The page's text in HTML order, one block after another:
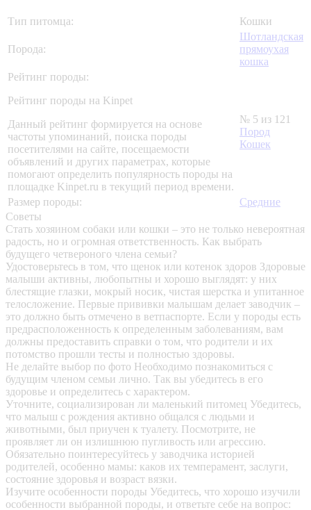
Тип питомца: Кошки
Порода:
Шотландская
прямоухая
кошка
Рейтинг породы:
Рейтинг породы на Kinpet
Данный рейтинг формируется на основе
частоты упоминаний, поиска породы
посетителями на сайте, посещаемости
объявлений и других параметрах, которые
помогают определить популярность породы на
площадке Kinpet.ru в текущий период времени.
№ 5 из 121
Пород
Кошек
Размер породы:
Средние
Советы
Стать хозяином собаки или кошки – это не только невероятная
радость, но и огромная ответственность. Как выбрать
будущего четвероного члена семьи?
Удостоверьтесь в том, что щенок или котенок здоров Здоровые
малыши активны, любопытны и хорошо выглядят: у них
блестящие глазки, мокрый носик, чистая шерстка и упитанное
телосложение. Первые прививки малышам делает заводчик –
это должно быть отмечено в ветпаспорте. Если у породы есть
предрасположенность к определенным заболеваниям, вам
должны предоставить справки о том, что родители и их
потомство прошли тесты и полностью здоровы.
Не делайте выбор по фото Необходимо познакомиться с
будущим членом семьи лично. Так вы убедитесь в его
здоровье и определитесь с характером.
Уточните, социализирован ли маленький питомец Убедитесь,
что малыш с рождения активно общался с людьми и
животными, был приучен к туалету. Посмотрите, не
проявляет ли он излишнюю пугливость или агрессию.
Обязательно поинтересуйтесь у заводчика историей
родителей, особенно мамы: каков их темперамент, заслуги,
состояние здоровья и возраст вязки.
Изучите особенности породы Убедитесь, что хорошо изучили
особенности выбранной породы, и ответьте себе на вопрос: